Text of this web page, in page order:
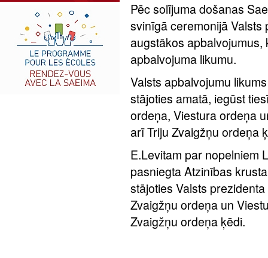
Pēc solījuma došanas
svinīgā ceremonijā
augstākos
apbalvojuma likumu.
Valsts apbalvojumu
stājoties amatā, iegūst
ordeņa, Viestura ordeņa
arī Triju Zvaigžņu ordeņa
E.Levitam par nopelniem
pasniegta Atzinības
stājoties Valsts
Zvaigžņu ordeņa un
Zvaigžņu ordeņa ķēdi.